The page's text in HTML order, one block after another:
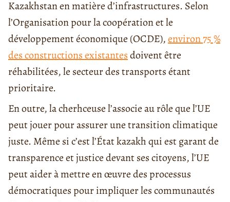
Kazakhstan en matière d’infrastructures. Selon
l’Organisation pour la coopération et le
développement économique (OCDE),environ 75 %
des constructions existantesdoivent être
réhabilitées, le secteur des transports étant
prioritaire.
En outre, la cherhceuse l’associe au rôle que l’UE
peut jouer pour assurer une transition climatique
juste. Même si c’est l’État kazakh qui est garant de
transparence et justice devant ses citoyens, l’UE
peut aider à mettre en œuvre des processus
démocratiques pour impliquer les communautés